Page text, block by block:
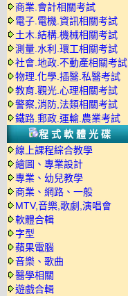
商業.會計相關考試
電子.電機.資訊相關考試
土木.結構.機械相關考試
測量.水利.環工相關考試
社會.地政.不動產相關考試
物理.化學.插醫.私醫考試
教育.觀光.心理相關考試
警察,消防,法類相關考試
鐵路.郵政.運輸.農業考試
程式軟體光碟
線上課程綜合教學
繪圖、專業設計
專業、幼兒教學
商業、網路、一般
MTV,音樂,歌劇,演唱會
軟體合輯
字型
蘋果電腦
音樂、歌曲
醫學相關
遊戲合輯